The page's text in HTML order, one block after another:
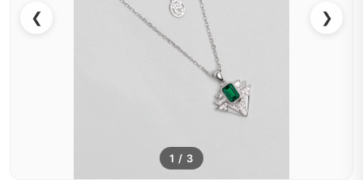
❮ ❯
1 / 3